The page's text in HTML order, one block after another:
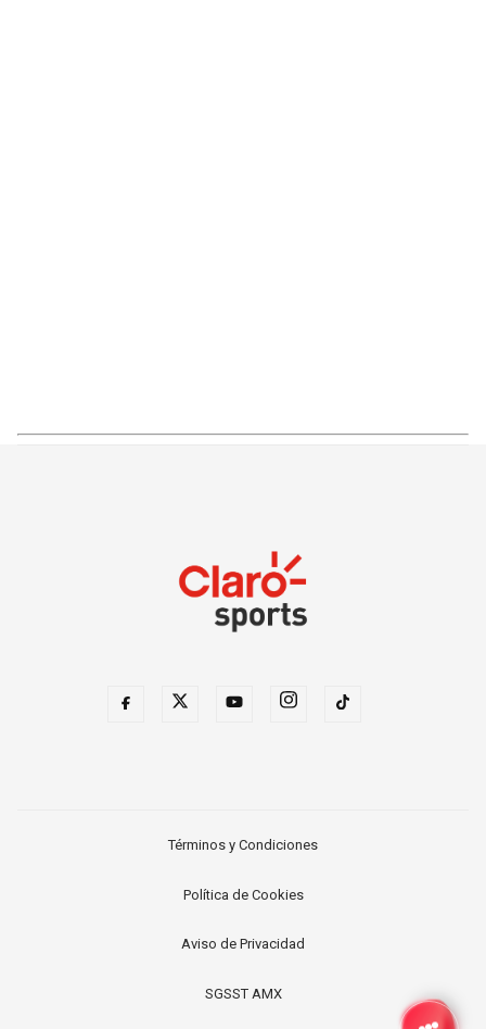
Términos y Condiciones
Política de Cookies
Aviso de Privacidad
SGSST AMX